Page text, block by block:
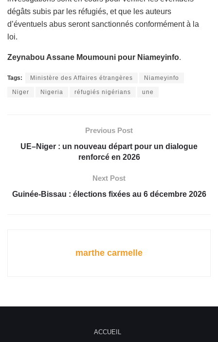
dégâts subis par les réfugiés, et que les auteurs
d’éventuels abus seront sanctionnés conformément à la
loi.
Zeynabou Assane Moumouni pour Niameyinfo.
Tags: Ministère des Affaires étrangères Niameyinfo
Niger Nigeria réfugiés nigérians une
Previous Post
UE–Niger : un nouveau départ pour un dialogue
renforcé en 2026
Next Post
Guinée-Bissau : élections fixées au 6 décembre 2026
marthe carmelle
ACCUEIL